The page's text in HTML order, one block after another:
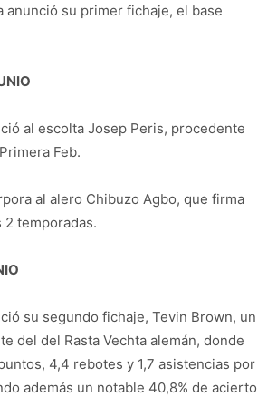
anunció su primer fichaje, el base
al escolta Josep Peris, procedente
Feb.
al alero Chibuzo Agbo, que firma
2 temporadas.
su segundo fichaje, Tevin Brown, un
del del Rasta Vechta alemán, donde
4,4 rebotes y 1,7 asistencias por
además un notable 40,8% de acierto